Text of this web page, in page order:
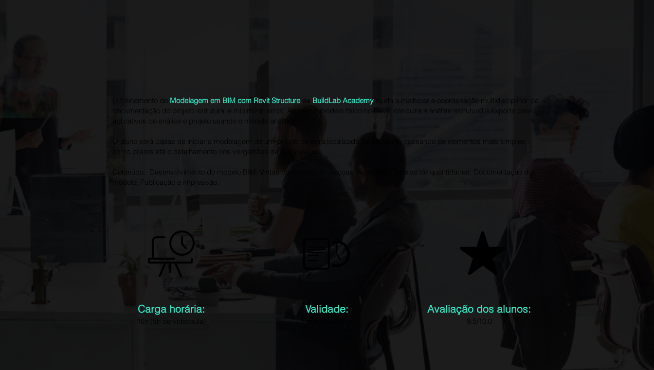
O treinamento de Modelagem em BIM com Revit Structure da BuildLab Academy ajuda a melhorar a coordenação multidisciplinar da
documentação do projeto estrutural e minimizar erros. Ao criar o modelo físico no Revit, conduza a análise estrutural e exporte para
aplicativos de análise e projeto usando o modelo analítico.
O aluno será capaz de iniciar a modelagem de um projeto de obra localizada de estrutura, passando de elementos mais simples
como pilares até o detalhamento dos vergalhões da estrutura.
Conteúdo: Desenvolvimento do modelo BIM; Vistas do modelo; Anotações do modelo; Tabelas de quantidades; Documentação do
modelo; Publicação e impressão.
Carga horária:
16h (5h de videoaula)
Validade: Avaliação dos alunos:
9.5/10.0